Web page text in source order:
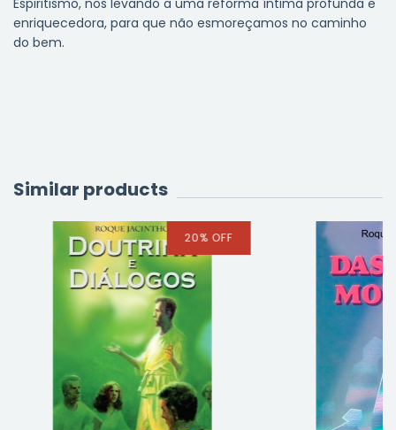
Espiritismo, nos levando a uma reforma íntima profunda e
enriquecedora, para que não esmoreçamos no caminho
do bem.
Similar products
20% OFF